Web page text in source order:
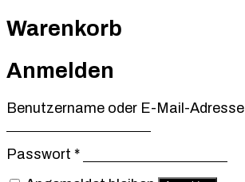
Warenkorb
Anmelden
Benutzername oder E-Mail-Adresse
Passwort *Erforderlich